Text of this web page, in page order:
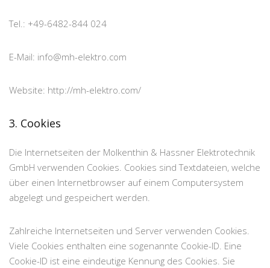
Tel.: +49-6482-844 024
E-Mail: info@mh-elektro.com
Website: http://mh-elektro.com/
3. Cookies
Die Internetseiten der Molkenthin & Hassner Elektrotechnik
GmbH verwenden Cookies. Cookies sind Textdateien, welche
über einen Internetbrowser auf einem Computersystem
abgelegt und gespeichert werden.
Zahlreiche Internetseiten und Server verwenden Cookies.
Viele Cookies enthalten eine sogenannte Cookie-ID. Eine
Cookie-ID ist eine eindeutige Kennung des Cookies. Sie